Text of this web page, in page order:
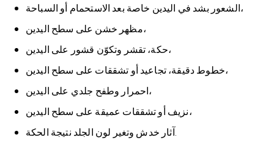
الشعور بشد في اليدين خاصة بعد الاستحمام أو السباحة،
مظهر خشن على سطح اليدين،
حكة، تقشر وتكوّن قشور على اليدين،
خطوط دقيقة، تجاعيد أو تشققات على سطح اليدين،
احمرار وطفح جلدي على اليدين،
نزيف أو تشققات عميقة على سطح اليدين،
آثار خدش وتغير لون الجلد نتيجة الحكة.